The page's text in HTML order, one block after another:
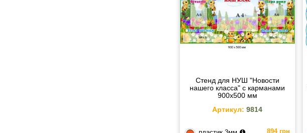
Стенд для НУШ "Новости
нашего класса" с карманами
900х500 мм
Артикул: 9814
894 грн